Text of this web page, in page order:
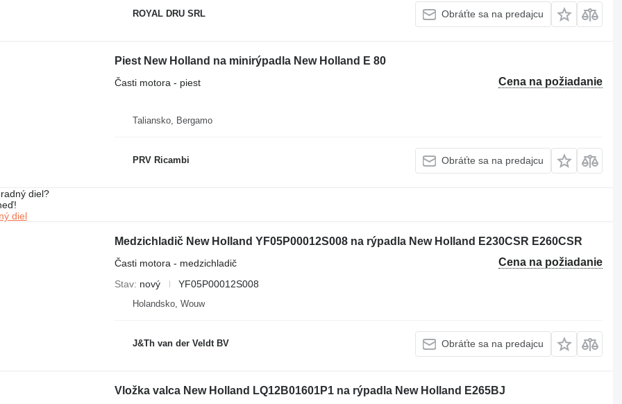
ROYAL DRU SRL Obráťte sa na predajcu
Piest New Holland na minirýpadla New Holland E 80
Cena na požiadanie
Časti motora - piest
Taliansko, Bergamo
PRV Ricambi Obráťte sa na predajcu
diel?
diel
Medzichladič New Holland YF05P00012S008 na rýpadla New Holland E230CSR E260CSR
Cena na požiadanie
Časti motora - medzichladič
Stav nový YF05P00012S008
Holandsko, Wouw
J&Th van der Veldt BV Obráťte sa na predajcu
Vložka valca New Holland LQ12B01601P1 na rýpadla New Holland E265BJ